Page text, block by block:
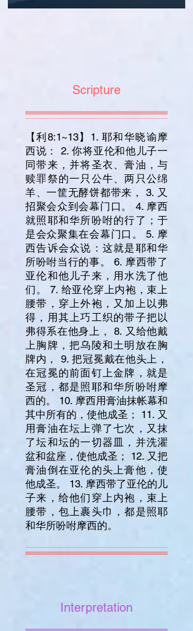
Scripture
【利8:1~13】1. 耶和华晓谕摩
西说： 2. 你将亚伦和他儿子一
同带来，并将圣衣、膏油，与
赎罪祭的一只公牛、两只公绵
羊、一筐无酵饼都带来， 3. 又
招聚会众到会幕门口。 4. 摩西
就照耶和华所吩咐的行了；于
是会众聚集在会幕门口。 5. 摩
西告诉会众说：这就是耶和华
所吩咐当行的事。 6. 摩西带了
亚伦和他儿子来，用水洗了他
们。 7. 给亚伦穿上内袍，束上
腰带，穿上外袍，又加上以弗
得，用其上巧工织的带子把以
弗得系在他身上， 8. 又给他戴
上胸牌，把乌陵和土明放在胸
牌内， 9. 把冠冕戴在他头上，
在冠冕的前面钉上金牌，就是
圣冠，都是照耶和华所吩咐摩
西的。 10. 摩西用膏油抹帐幕和
其中所有的，使他成圣； 11. 又
用膏油在坛上弹了七次，又抹
了坛和坛的一切器皿，并洗濯
盆和盆座，使他成圣； 12. 又把
膏油倒在亚伦的头上膏他，使
他成圣。 13. 摩西带了亚伦的儿
子来，给他们穿上内袍，束上
腰带，包上裹头巾，都是照耶
和华所吩咐摩西的。
Interpretation